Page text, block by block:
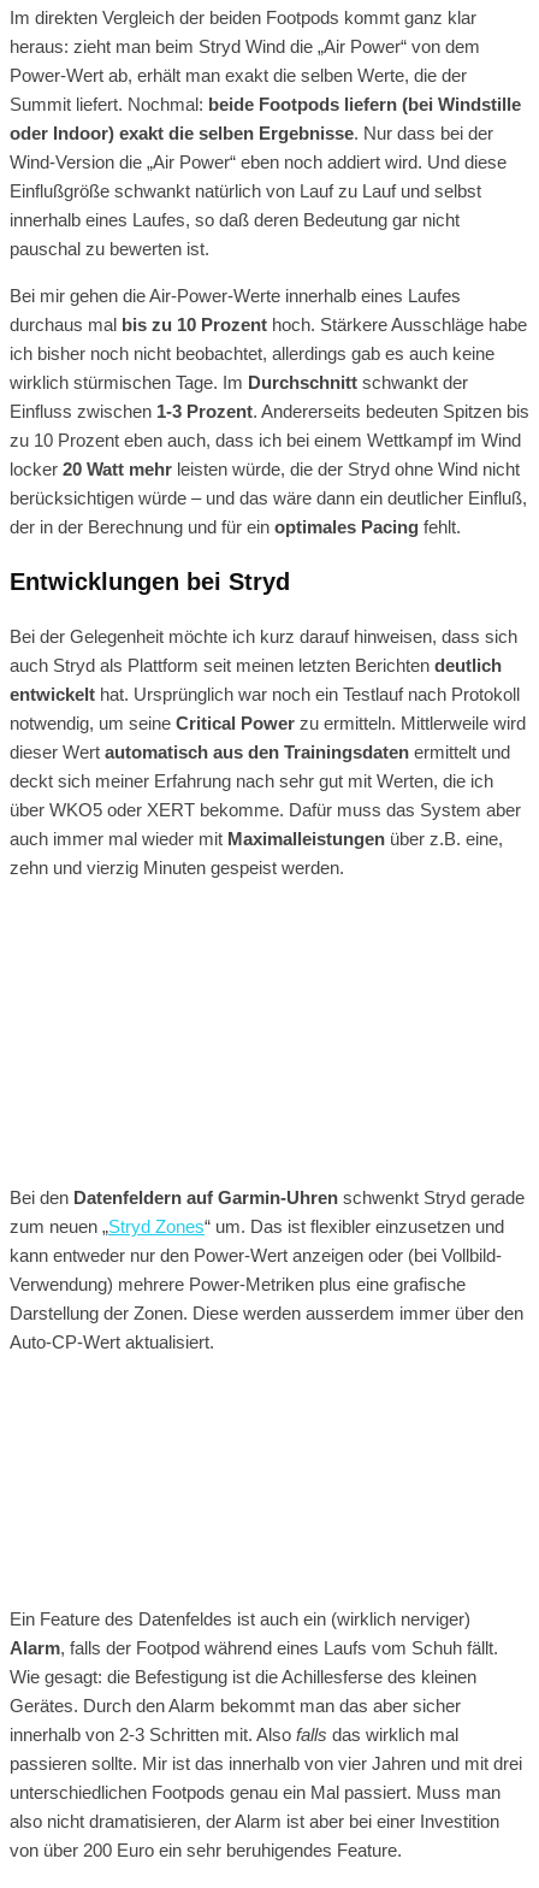
Im direkten Vergleich der beiden Footpods kommt ganz klar
heraus: zieht man beim Stryd Wind die „Air Power“ von dem
Power-Wert ab, erhält man exakt die selben Werte, die der
Summit liefert. Nochmal: beide Footpods liefern (bei Windstille
oder Indoor) exakt die selben Ergebnisse. Nur dass bei der
Wind-Version die „Air Power“ eben noch addiert wird. Und diese
Einflußgröße schwankt natürlich von Lauf zu Lauf und selbst
innerhalb eines Laufes, so daß deren Bedeutung gar nicht
pauschal zu bewerten ist.
Bei mir gehen die Air-Power-Werte innerhalb eines Laufes
durchaus mal bis zu 10 Prozent hoch. Stärkere Ausschläge habe
ich bisher noch nicht beobachtet, allerdings gab es auch keine
wirklich stürmischen Tage. Im Durchschnitt schwankt der
Einfluss zwischen 1-3 Prozent. Andererseits bedeuten Spitzen bis
zu 10 Prozent eben auch, dass ich bei einem Wettkampf im Wind
locker 20 Watt mehr leisten würde, die der Stryd ohne Wind nicht
berücksichtigen würde – und das wäre dann ein deutlicher Einfluß,
der in der Berechnung und für ein optimales Pacing fehlt.
Entwicklungen bei Stryd
Bei der Gelegenheit möchte ich kurz darauf hinweisen, dass sich
auch Stryd als Plattform seit meinen letzten Berichten deutlich
entwickelt hat. Ursprünglich war noch ein Testlauf nach Protokoll
notwendig, um seine Critical Power zu ermitteln. Mittlerweile wird
dieser Wert automatisch aus den Trainingsdaten ermittelt und
deckt sich meiner Erfahrung nach sehr gut mit Werten, die ich
über WKO5 oder XERT bekomme. Dafür muss das System aber
auch immer mal wieder mit Maximalleistungen über z.B. eine,
zehn und vierzig Minuten gespeist werden.
Bei den Datenfeldern auf Garmin-Uhren schwenkt Stryd gerade
zum neuen „Stryd Zones“ um. Das ist flexibler einzusetzen und
kann entweder nur den Power-Wert anzeigen oder (bei Vollbild-
Verwendung) mehrere Power-Metriken plus eine grafische
Darstellung der Zonen. Diese werden ausserdem immer über den
Auto-CP-Wert aktualisiert.
Ein Feature des Datenfeldes ist auch ein (wirklich nerviger)
Alarm, falls der Footpod während eines Laufs vom Schuh fällt.
Wie gesagt: die Befestigung ist die Achillesferse des kleinen
Gerätes. Durch den Alarm bekommt man das aber sicher
innerhalb von 2-3 Schritten mit. Also falls das wirklich mal
passieren sollte. Mir ist das innerhalb von vier Jahren und mit drei
unterschiedlichen Footpods genau ein Mal passiert. Muss man
also nicht dramatisieren, der Alarm ist aber bei einer Investition
von über 200 Euro ein sehr beruhigendes Feature.